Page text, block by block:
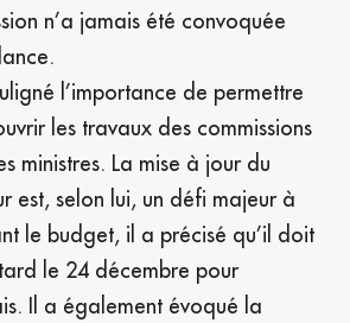
n’a jamais été convoquée
l’importance de permettre
les travaux des commissions
ministres. La mise à jour du
est, selon lui, un défi majeur à
le budget, il a précisé qu’il doit
le 24 décembre pour
Il a également évoqué la